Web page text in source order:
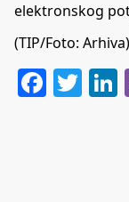
elektronskog
(TIP/Foto: Arhiva)